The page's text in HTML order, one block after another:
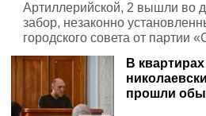
Артиллерийской, 2 вышли во
забор, незаконно
городского совета от партии
Вячеславом Апанасенко.
В
прошли